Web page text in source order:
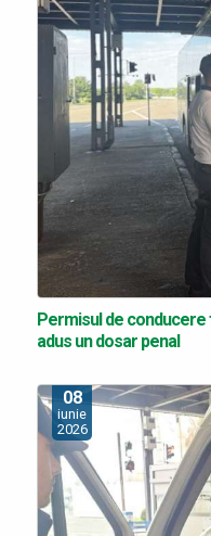
Permisul de conducere
adus un dosar penal
08
iunie
2026